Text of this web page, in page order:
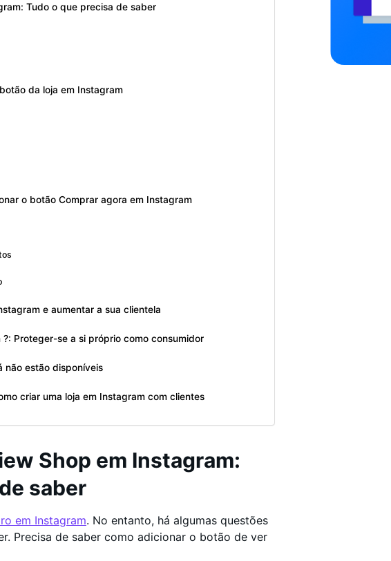
Tudo o que precisa de saber
da loja em Instagram
o botão Comprar agora em Instagram
e aumentar a sua clientela
Proteger-se a si próprio como consumidor
não estão disponíveis
criar uma loja em Instagram com clientes
Shop em Instagram:
saber
em Instagram. No entanto, há algumas questões
Precisa de saber como adicionar o botão de ver